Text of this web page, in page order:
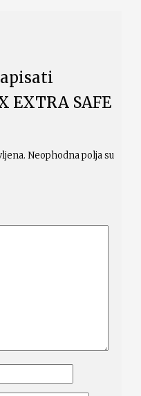
EXTRA SAFE
Neophodna polja su